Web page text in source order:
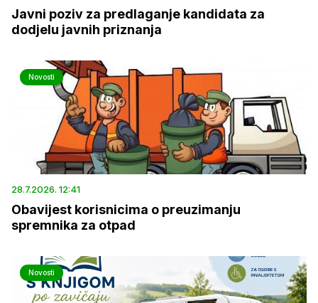
Javni poziv za predlaganje kandidata za
dodjelu javnih priznanja
Novosti
28.7.2026. 12:41
Obavijest korisnicima o preuzimanju
spremnika za otpad
Novosti